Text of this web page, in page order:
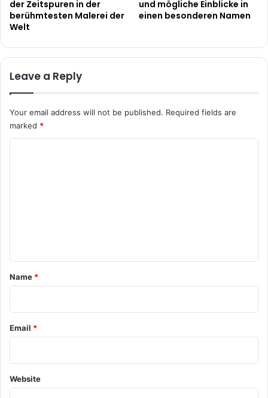
der Zeitspuren in der
berühmtesten Malerei der
Welt
und mögliche Einblicke in
einen besonderen Namen
Leave a Reply
Your email address will not be published. Required fields are
marked *
*
Name *
Email *
Website